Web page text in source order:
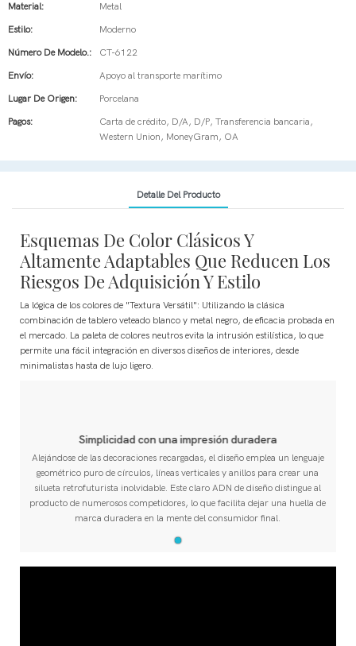
Material: Metal
Estilo: Moderno
Número De Modelo.: CT-6122
Envío: Apoyo al transporte marítimo
Lugar De Origen: Porcelana
Pagos:
Carta de crédito, D/A, D/P, Transferencia bancaria,
Western Union, MoneyGram, OA
Detalle Del Producto
Esquemas De Color Clásicos Y
Altamente Adaptables Que Reducen Los
Riesgos De Adquisición Y Estilo
La lógica de los colores de "Textura Versátil": Utilizando la clásica
combinación de tablero veteado blanco y metal negro, de eficacia probada en
el mercado. La paleta de colores neutros evita la intrusión estilística, lo que
permite una fácil integración en diversos diseños de interiores, desde
minimalistas hasta de lujo ligero.
Simplicidad con una impresión duradera
Alejándose de las decoraciones recargadas, el diseño emplea un lenguaje
geométrico puro de círculos, líneas verticales y anillos para crear una
silueta retrofuturista inolvidable. Este claro ADN de diseño distingue al
producto de numerosos competidores, lo que facilita dejar una huella de
marca duradera en la mente del consumidor final.